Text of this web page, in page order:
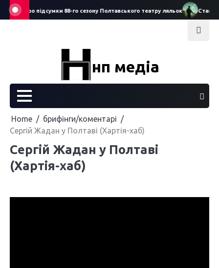
Skip
про підсумки 88-го сезону Полтавського театру ляльок Стань
нп медіа
Home
брифінги/коментарі
Сергій Жадан у Полтаві (Хартія-хаб)
Сергій Жадан у Полтаві
(Хартія-хаб)